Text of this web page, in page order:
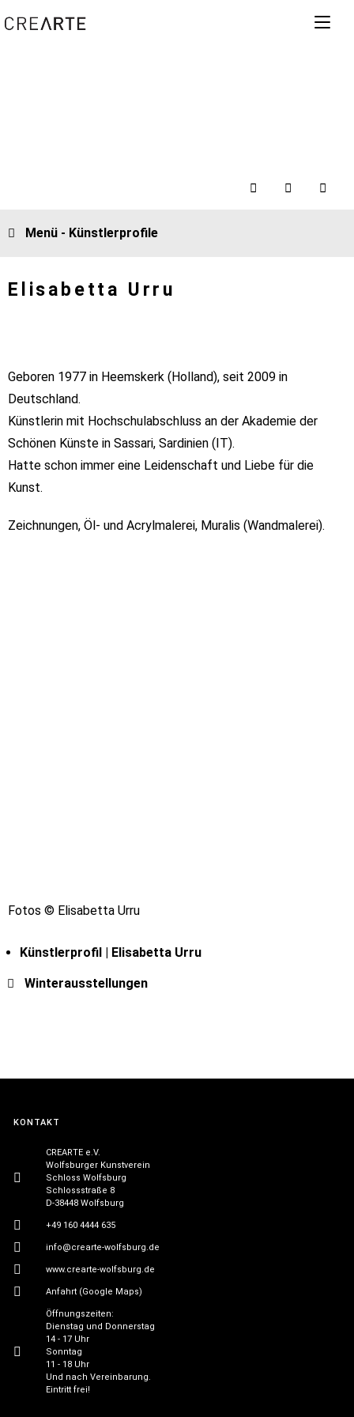
Menü - Künstlerprofile
Elisabetta Urru
Geboren 1977 in Heemskerk (Holland), seit 2009 in
Deutschland.
Künstlerin mit Hochschulabschluss an der Akademie der
Schönen Künste in Sassari, Sardinien (IT).
Hatte schon immer eine Leidenschaft und Liebe für die
Kunst.
Zeichnungen, Öl- und Acrylmalerei, Muralis (Wandmalerei).
Fotos © Elisabetta Urru
Künstlerprofil | Elisabetta Urru
Winterausstellungen
KONTAKT
CREARTE e.V.
Wolfsburger Kunstverein
Schloss Wolfsburg
Schlossstraße 8
D-38448 Wolfsburg
+49 160 4444 635
info@crearte-wolfsburg.de
www.crearte-wolfsburg.de
Anfahrt (Google Maps)
Öffnungszeiten:
Dienstag und Donnerstag
14 - 17 Uhr
Sonntag
11 - 18 Uhr
Und nach Vereinbarung.
Eintritt frei!